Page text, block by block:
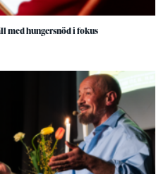
med hungersnöd i fokus